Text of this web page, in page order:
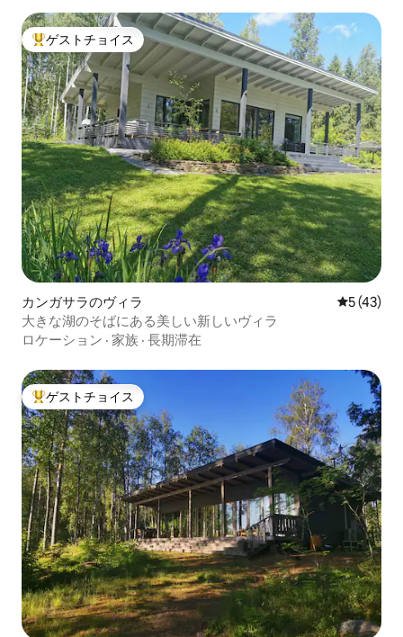
大好評のゲストチョイスです。
ゲストチョイス
カンガサラのヴィラ レビュー
5 (43)
大きな湖のそばにある美しい新しいヴィラ
ロケーション · 家族 · 長期滞在
大好評のゲストチョイスです。
ゲストチョイス